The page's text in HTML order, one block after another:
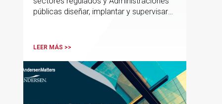
públicas diseñar, implantar y supervisar
cumplimiento normativo desde el origen.
metodología propia de gestión de
riesgos de IA y se alinea con la
estrategia española de IA soberana
articulada en torno a ALIA.
LEER MÁS >>